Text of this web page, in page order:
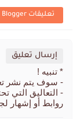
تعليقات Blogger
إرسال تعليق
* تنبيه !
- سوف يتم نشر
- التعاليق التي
روابط أو إشهار